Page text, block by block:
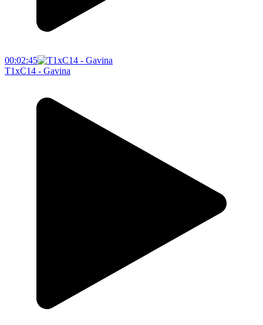
00:02:45
T1xC14 - Gavina